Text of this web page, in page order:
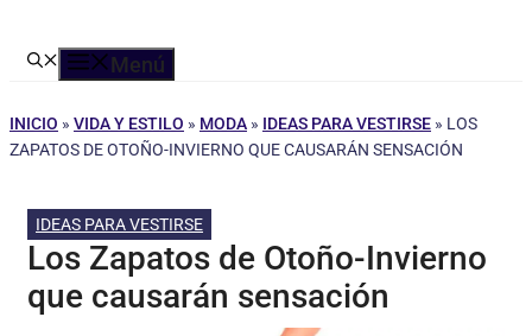
Menú
INICIO » VIDA Y ESTILO » MODA » IDEAS PARA VESTIRSE » LOS
ZAPATOS DE OTOÑO-INVIERNO QUE CAUSARÁN SENSACIÓN
IDEAS PARA VESTIRSE
Los Zapatos de Otoño-Invierno
que causarán sensación